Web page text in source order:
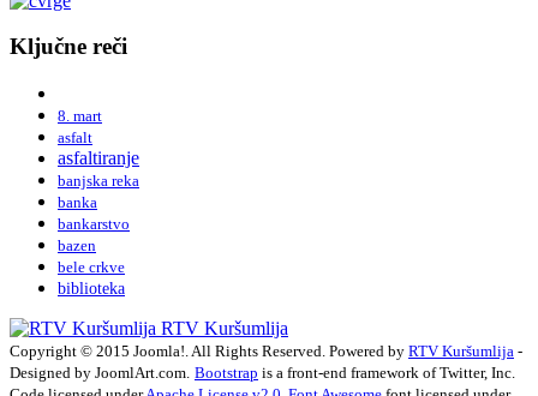
Ključne reči
8. mart
asfalt
asfaltiranje
banjska reka
banka
bankarstvo
bazen
bele crkve
biblioteka
RTV Kuršumlija
Copyright © 2015 Joomla!. All Rights Reserved. Powered by RTV Kuršumlija -
Designed by JoomlArt.com. Bootstrap is a front-end framework of Twitter, Inc.